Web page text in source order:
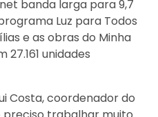
banda larga para 9,7
Luz para Todos
e as obras do Minha
27.161 unidades
Costa, coordenador do